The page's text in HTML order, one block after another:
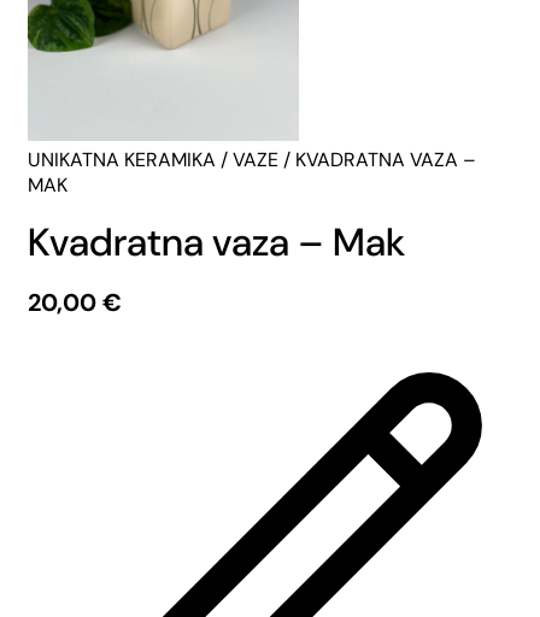
UNIKATNA KERAMIKA /VAZE / KVADRATNA VAZA –
MAK
Kvadratna vaza – Mak
20,00€